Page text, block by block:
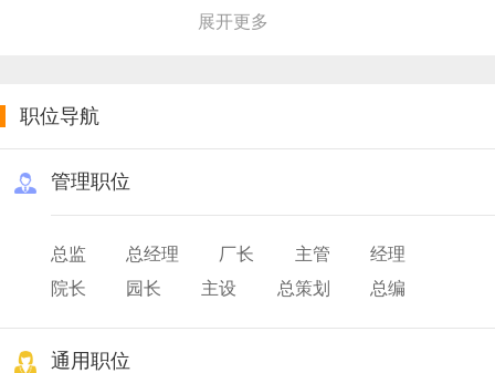
展开更多
职位导航
管理职位
总监 总经理 厂长 主管
经理
院长
园长 主设 总策划
总编
通用职位